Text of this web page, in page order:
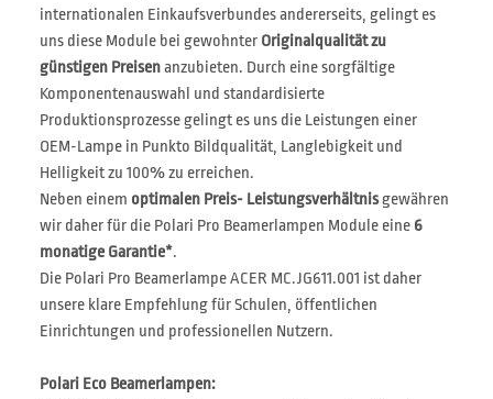
internationalen Einkaufsverbundes andererseits, gelingt es
uns diese Module bei gewohnter Originalqualität zu
günstigen Preisenanzubieten. Durch eine sorgfältige
Komponentenauswahl und standardisierte
Produktionsprozesse gelingt es uns die Leistungen einer
OEM-Lampe in Punkto Bildqualität, Langlebigkeit und
Helligkeit zu 100% zu erreichen.
Neben einem optimalen Preis- Leistungsverhältnisgewähren
wir daher für die Polari Pro Beamerlampen Module eine 6
monatige Garantie*.
Die Polari Pro Beamerlampe ACER MC.JG611.001 ist daher
unsere klare Empfehlung für Schulen, öffentlichen
Einrichtungen und professionellen Nutzern.
Polari Eco Beamerlampen: